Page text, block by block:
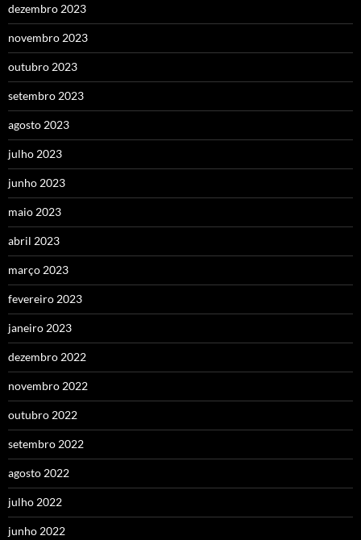
dezembro 2023
novembro 2023
outubro 2023
setembro 2023
agosto 2023
julho 2023
junho 2023
maio 2023
abril 2023
março 2023
fevereiro 2023
janeiro 2023
dezembro 2022
novembro 2022
outubro 2022
setembro 2022
agosto 2022
julho 2022
junho 2022